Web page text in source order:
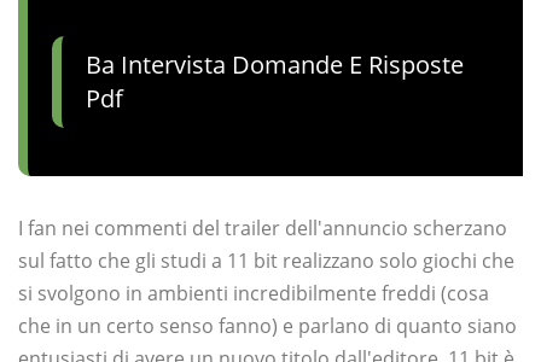
Ba Intervista Domande E Risposte
Pdf
I fan nei commenti del trailer dell'annuncio scherzano
sul fatto che gli studi a 11 bit realizzano solo giochi che
si svolgono in ambienti incredibilmente freddi (cosa
che in un certo senso fanno) e parlano di quanto siano